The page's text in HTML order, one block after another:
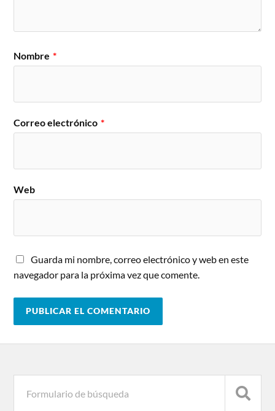
Nombre *
Correo electrónico *
Web
Guarda mi nombre, correo electrónico y web en este
navegador para la próxima vez que comente.